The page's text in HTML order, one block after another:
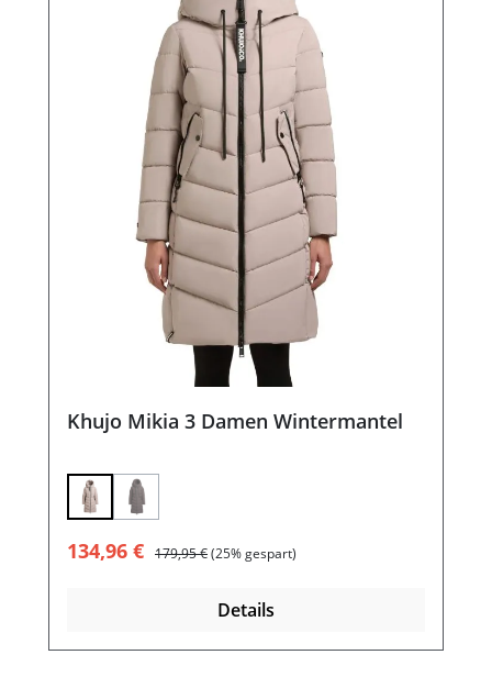
Khujo Mikia 3 Damen Wintermantel
(Diese Option ist zurzeit nicht verfügbar.)
Verkaufspreis:
134,96 € Regulärer Preis:
179,95 €(25% gespart)
Details